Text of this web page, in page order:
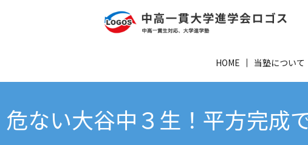
HOME 当塾について
危ない大谷中３生！平方完成